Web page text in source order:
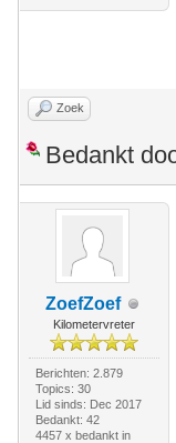
Zoek
Bedankt
ZoefZoef
Kilometervreter
Berichten: 2.879
Topics: 30
Lid sinds: Dec 2017
Bedankt: 42
4457 x bedankt in